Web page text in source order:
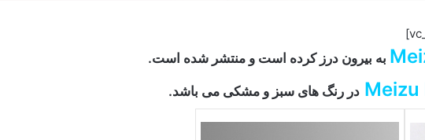
به بیرون درز کرده است و منتشر شده است.
Meizu در رنگ های سبز و مشکی می باشد.